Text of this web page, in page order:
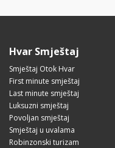
Hvar Smještaj
Smještaj Otok Hvar
First minute smještaj
Last minute smještaj
Luksuzni smještaj
Povoljan smještaj
Smještaj u uvalama
Robinzonski turizam